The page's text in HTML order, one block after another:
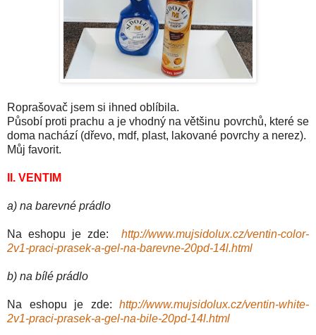
Roprašovač jsem si ihned oblíbila.
Působí proti prachu a je vhodný na většinu povrchů, které se
doma nachází (dřevo, mdf, plast, lakované povrchy a nerez).
Můj favorit.
II. VENTIM
a) na barevné prádlo
Na eshopu je zde: http://www.mujsidolux.cz/ventin-color-
2v1-praci-prasek-a-gel-na-barevne-20pd-14l.html
b) na bílé prádlo
Na eshopu je zde:
http://www.mujsidolux.cz/ventin-white-
2v1-praci-prasek-a-gel-na-bile-20pd-14l.html